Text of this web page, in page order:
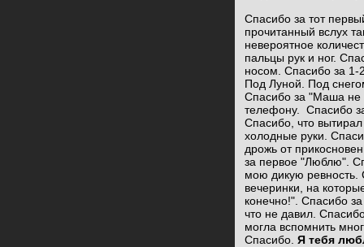
Спасибо за тот
прочитанный вслух
невероятное
пальцы рук и ног.
носом. Спасибо за
Под Луной. Под
Спасибо за "Маша не
телефону. Спасибо
Спасибо, что
холодные руки.
дрожь от
за первое "Люблю".
мою дикую ревность.
вечеринки, на
конечно!". Спасибо
что не давил.
могла вспомнить
Спасибо. Я тебя